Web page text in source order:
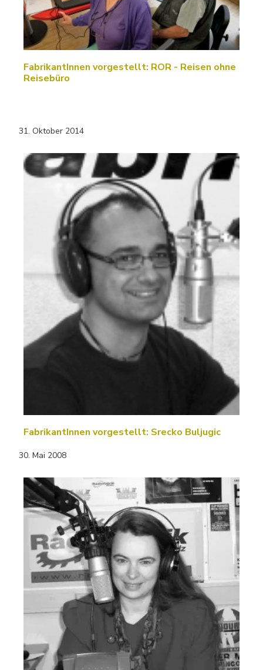
FabrikantInnen vorgestellt: ROR - Reisen ohne
Reisebüro
31. Oktober 2014
FabrikantInnen vorgestellt: Srecko Buljugic
30. Mai 2008